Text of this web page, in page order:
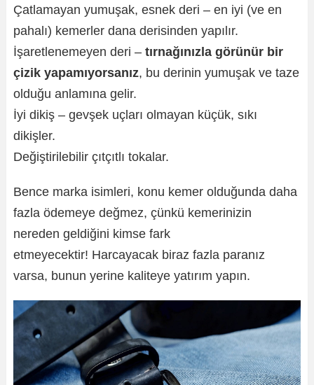
Çatlamayan yumuşak, esnek deri – en iyi (ve en
pahalı) kemerler dana derisinden yapılır.
İşaretlenemeyen deri – tırnağınızla görünür bir
çizik yapamıyorsanız, bu derinin yumuşak ve taze
olduğu anlamına gelir.
İyi dikiş – gevşek uçları olmayan küçük, sıkı
dikişler.
Değiştirilebilir çıtçıtlı tokalar.
Bence marka isimleri, konu kemer olduğunda daha
fazla ödemeye değmez, çünkü kemerinizin
nereden geldiğini kimse fark
etmeyecektir! Harcayacak biraz fazla paranız
varsa, bunun yerine kaliteye yatırım yapın.